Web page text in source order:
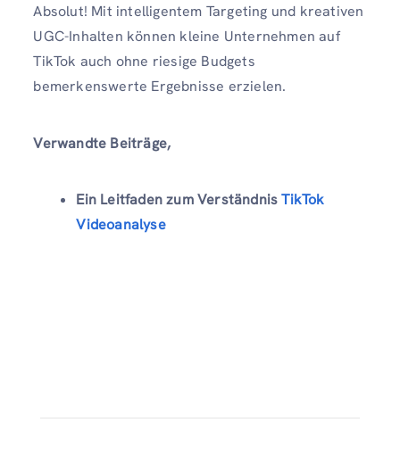
Absolut! Mit intelligentem Targeting und kreativen
UGC-Inhalten können kleine Unternehmen auf
TikTok auch ohne riesige Budgets
bemerkenswerte Ergebnisse erzielen.
Verwandte Beiträge,
Ein Leitfaden zum VerständnisTikTok
Videoanalyse